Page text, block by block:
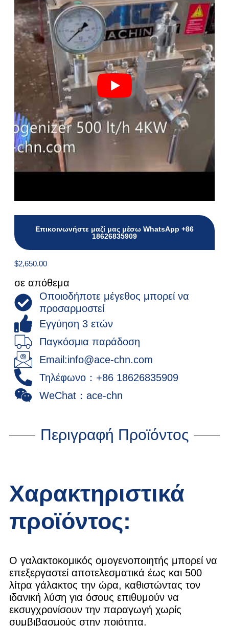
Επικοινωνήστε μαζί μας μέσω WhatsApp +86
18626835909
$2,650.00
σε απόθεμα
Οποιοδήποτε μέγεθος μπορεί να
προσαρμοστεί
Εγγύηση 3 ετών
Παγκόσμια παράδοση
Email:info@ace-chn.com
Τηλέφωνο：+86 18626835909
WeChat：ace-chn
Περιγραφή Προϊόντος
Χαρακτηριστικά
προϊόντος:
Ο γαλακτοκομικός ομογενοποιητής μπορεί να
επεξεργαστεί αποτελεσματικά έως και 500
λίτρα γάλακτος την ώρα, καθιστώντας τον
ιδανική λύση για όσους επιθυμούν να
εκσυγχρονίσουν την παραγωγή χωρίς
συμβιβασμούς στην ποιότητα.